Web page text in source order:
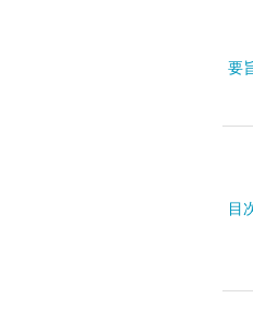
要
目